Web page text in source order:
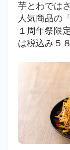
芋とわでは
人気商品の
１周年祭限
は税込み５